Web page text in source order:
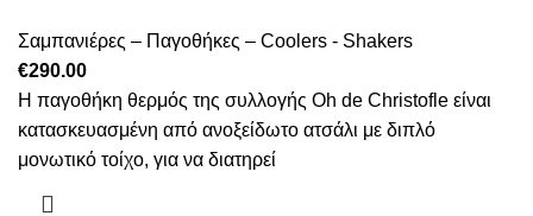
Σαμπανιέρες – Παγοθήκες – Coolers - Shakers
€290.00
Η παγοθήκη θερμός της συλλογής Oh de Christofle είναι
κατασκευασμένη από ανοξείδωτο ατσάλι με διπλό
μονωτικό τοίχο, για να διατηρεί